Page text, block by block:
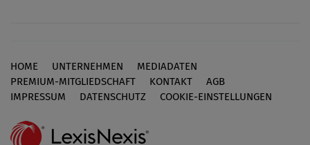
Footer
HOME UNTERNEHMEN
MEDIADATEN
PREMIUM-MITGLIEDSCHAFT
KONTAKT
AGB
IMPRESSUM
DATENSCHUTZ COOKIE-EINSTELLUNGEN